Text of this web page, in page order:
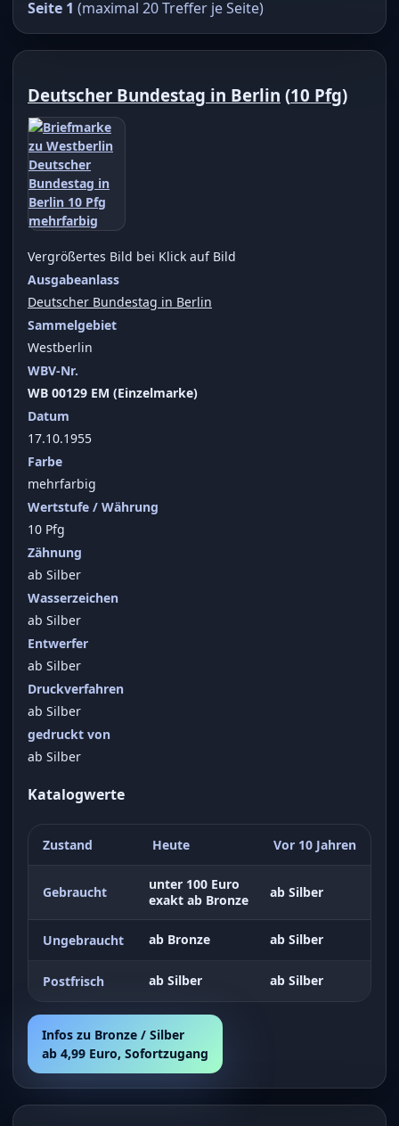
Seite 1 (maximal 20 Treffer je Seite)
Deutscher Bundestag in Berlin (10 Pfg)
Vergrößertes Bild bei Klick auf Bild
Ausgabeanlass
Deutscher Bundestag in Berlin
Sammelgebiet
Westberlin
WBV-Nr.
WB 00129 EM (Einzelmarke)
Datum
17.10.1955
Farbe
mehrfarbig
Wertstufe / Währung
10 Pfg
Zähnung
ab Silber
Wasserzeichen
ab Silber
Entwerfer
ab Silber
Druckverfahren
ab Silber
gedruckt von
ab Silber
Katalogwerte
Zustand Heute Vor 10 Jahren
Gebraucht
unter 100 Euro
exakt ab Bronze
ab Silber
Ungebraucht ab Bronze ab Silber
Postfrisch ab Silber ab Silber
Infos zu Bronze / Silber
ab 4,99 Euro, Sofortzugang